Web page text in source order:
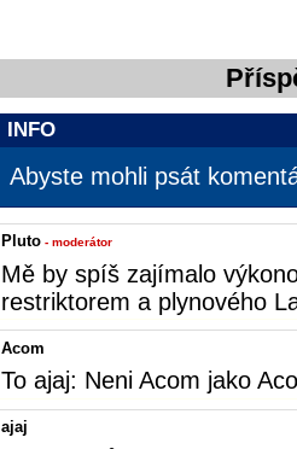
INFO
Abyste mohli psát
Pluto - moderátor
Mě by spíš zajímalo
restriktorem a plynového
Acom
To ajaj: Neni Acom jako
ajaj